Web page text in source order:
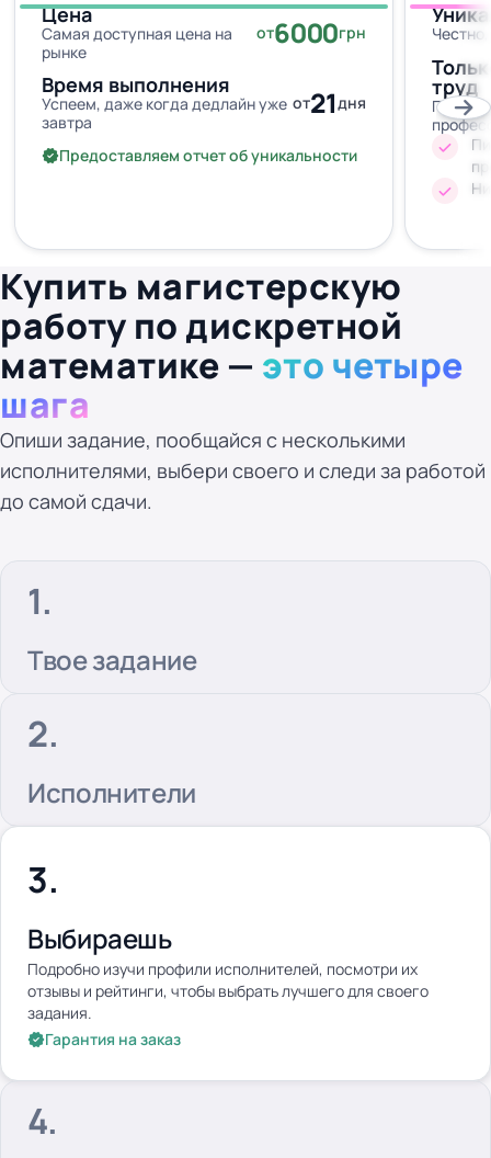
Цена
Самая доступная цена на
рынке
от6000грн
Время выполнения
Успеем, даже когда дедлайн уже
завтра
от21дня
Предоставляем отчет об уникальности
труд
Купить магистерскую
работу по дискретной
математике — это четыре
шага
Опиши задание, пообщайся с несколькими
исполнителями, выбери своего и следи за работой
до самой сдачи.
Твое задание
Исполнители
Выбираешь
Подробно изучи профили исполнителей, посмотри их
отзывы и рейтинги, чтобы выбрать лучшего для своего
задания.
Гарантия на заказ